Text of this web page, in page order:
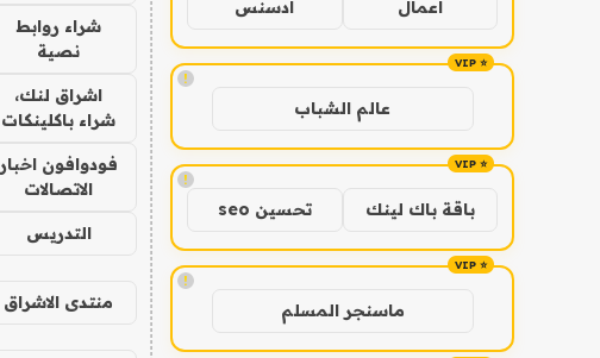
اعمال
ادسنس
!
عالم الشباب
!
باقة باك لينك تحسين seo
!
ماسنجر المسلم
شراء روابط
نصية
اشراق لنك،
شراء باكلينكات
فودوافون اخبار
الاتصالات
التدريس
منتدى الاشراق